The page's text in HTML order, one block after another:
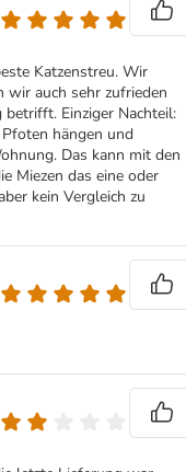
Katzenstreu. Wir
wir auch sehr zufrieden
Einziger Nachteil:
hängen und
Das kann mit den
Miezen das eine oder
kein Vergleich zu